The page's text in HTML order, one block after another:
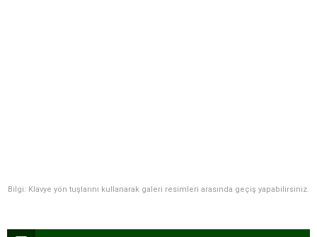
Bilgi: Klavye yön tuşlarını kullanarak galeri resimleri arasında geçiş yapabilirsiniz.